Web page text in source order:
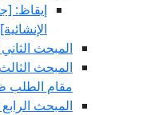
إيقاظ:
الإنشائية]
المبحث
المبحث
مقام الطلب
المبحث